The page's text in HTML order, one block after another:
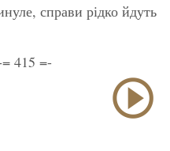
справи рідко йдуть
415 =-